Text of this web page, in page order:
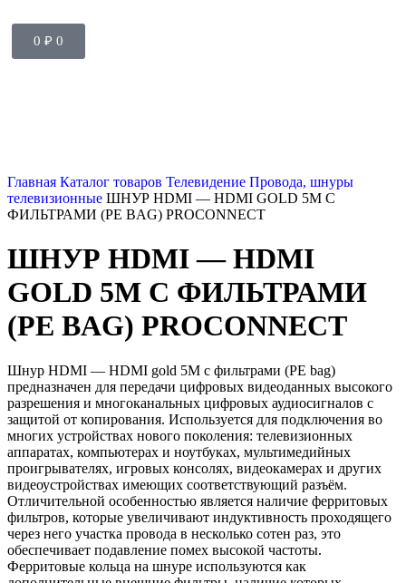
0 ₽ 0
Главная Каталог товаров Телевидение Провода, шнуры
телевизионные ШНУР HDMI — HDMI GOLD 5М С
ФИЛЬТРАМИ (PE BAG) PROCONNECT
ШНУР HDMI — HDMI
GOLD 5М С ФИЛЬТРАМИ
(PE BAG) PROCONNECT
Шнур HDMI — HDMI gold 5М с фильтрами (PE bag)
предназначен для передачи цифровых видеоданных высокого
разрешения и многоканальных цифровых аудиосигналов с
защитой от копирования. Используется для подключения во
многих устройствах нового поколения: телевизионных
аппаратах, компьютерах и ноутбуках, мультимедийных
проигрывателях, игровых консолях, видеокамерах и других
видеоустройствах имеющих соответствующий разъём.
Отличительной особенностью является наличие ферритовых
фильтров, которые увеличивают индуктивность проходящего
через него участка провода в несколько сотен раз, это
обеспечивает подавление помех высокой частоты.
Ферритовые кольца на шнуре используются как